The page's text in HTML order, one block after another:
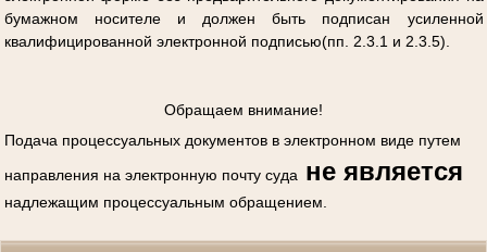
бумажном носителе и должен быть подписан усиленной
квалифицированной электронной подписью(пп. 2.3.1 и 2.3.5).
Обращаем внимание!
Подача процессуальных документов в электронном виде путем
направления на электронную почту суда не является
надлежащим процессуальным обращением.